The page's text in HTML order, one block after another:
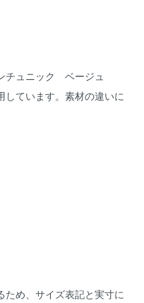
チュニック ベージュ
しています。素材の違いに
ため、サイズ表記と実寸に